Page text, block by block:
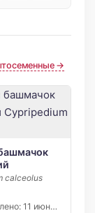
→
calceolus
11 июня